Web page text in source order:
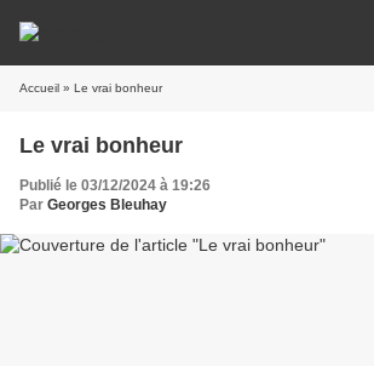
Accueil » Le vrai bonheur
Le vrai bonheur
Publié le 03/12/2024 à 19:26
Par Georges Bleuhay